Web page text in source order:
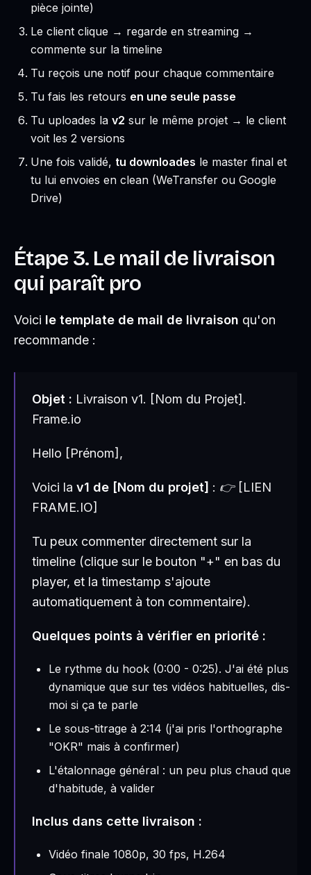
pièce jointe)
Le client clique → regarde en streaming →
commente sur la timeline
Tu reçois une notif pour chaque commentaire
Tu fais les retours en une seule passe
Tu uploades la v2 sur le même projet → le client
voit les 2 versions
Une fois validé, tu downloades le master final et
tu lui envoies en clean (WeTransfer ou Google
Drive)
Étape 3. Le mail de livraison
qui paraît pro
Voici le template de mail de livraison qu'on
recommande :
Objet : Livraison v1. [Nom du Projet].
Frame.io
Hello [Prénom],
Voici la v1 de [Nom du projet] : 👉 [LIEN
FRAME.IO]
Tu peux commenter directement sur la
timeline (clique sur le bouton "+" en bas du
player, et la timestamp s'ajoute
automatiquement à ton commentaire).
Quelques points à vérifier en priorité :
Le rythme du hook (0:00 - 0:25). J'ai été plus
dynamique que sur tes vidéos habituelles, dis-
moi si ça te parle
Le sous-titrage à 2:14 (j'ai pris l'orthographe
"OKR" mais à confirmer)
L'étalonnage général : un peu plus chaud que
d'habitude, à valider
Inclus dans cette livraison :
Vidéo finale 1080p, 30 fps, H.264